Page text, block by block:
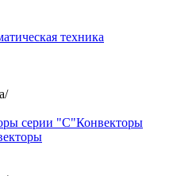
/
серии "С"Конвекторы